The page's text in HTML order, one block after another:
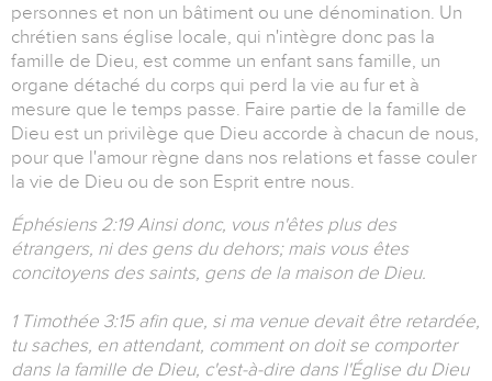
personnes et non un bâtiment ou une dénomination. Un
chrétien sans église locale, qui n'intègre donc pas la
famille de Dieu, est comme un enfant sans famille, un
organe détaché du corps qui perd la vie au fur et à
mesure que le temps passe. Faire partie de la famille de
Dieu est un privilège que Dieu accorde à chacun de nous,
pour que l'amour règne dans nos relations et fasse couler
la vie de Dieu ou de son Esprit entre nous.
Éphésiens 2:19 Ainsi donc, vous n'êtes plus des
étrangers, ni des gens du dehors; mais vous êtes
concitoyens des saints, gens de la maison de Dieu.
1 Timothée 3:15 afin que, si ma venue devait être retardée,
tu saches, en attendant, comment on doit se comporter
dans la famille de Dieu, c'est-à-dire dans l'Église du Dieu